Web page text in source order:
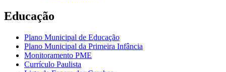
Educação
Plano Municipal de Educação
Plano Municipal da Primeira Infância
Monitoramento PME
Currículo Paulista